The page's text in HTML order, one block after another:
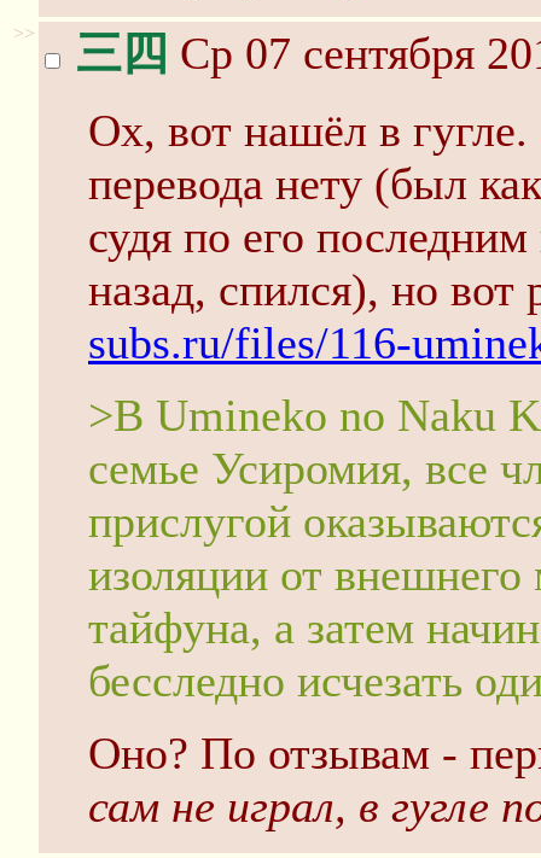
>> 三四 Ср 07 сентября
Ох, вот нашёл в
перевода нету (был
судя по его
назад, спился), но
subs.ru/files/116-
>В Umineko no Naku
семье Усиромия, все
прислугой
изоляции от внешнего
тайфуна, а затем
бесследно исчезать
Оно? По отзывам -
сам не играл, в гугле